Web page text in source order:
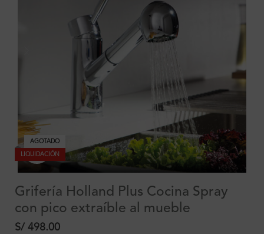
AGOTADO
LIQUIDACIÓN
Clic para ampliar
Grifería Holland Plus Cocina Spray
con pico extraíble al mueble
S/ 498.00